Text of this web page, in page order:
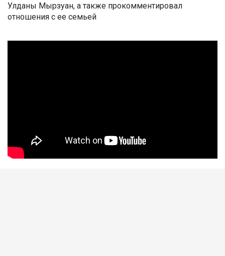
Улданы Мырзуан, а также прокомментировал
отношения с ее семьей